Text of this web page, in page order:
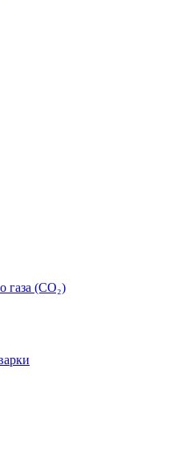
газа (CO₂)